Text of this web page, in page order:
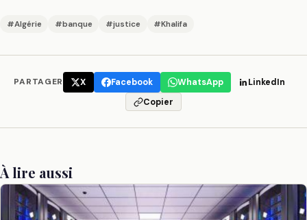
#Algérie #banque #justice #Khalifa
PARTAGER X Facebook WhatsApp
LinkedIn
Copier
À lire aussi